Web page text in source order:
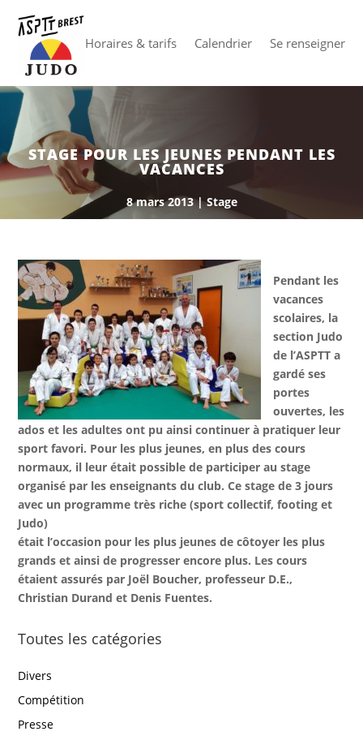
Horaires & tarifs Calendrier Se renseigner
STAGE POUR LES JEUNES PENDANT LES
VACANCES
8 mars 2013|Stage
Pendant les
vacances
scolaires, la
section Judo
de l’ASPTT a
gardé ses
portes
ouvertes, les
ados et les adultes ont pu ainsi continuer à pratiquer leur
sport favori. Pour les plus jeunes, en plus des cours
normaux, il leur était possible de participer au stage
organisé par les enseignants du club. Ce stage de 3 jours
avec un programme très riche (sport collectif, footing et
Judo)
était l’occasion pour les plus jeunes de côtoyer les plus
grands et ainsi de progresser encore plus. Les cours
étaient assurés par Joël Boucher, professeur D.E.,
Christian Durand et Denis Fuentes.
Toutes les catégories
Divers
Compétition
Presse